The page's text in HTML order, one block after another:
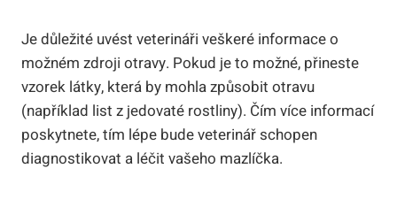
Je důležité uvést veterináři veškeré informace o
možném zdroji otravy. Pokud je to možné, přineste
vzorek látky, která by mohla způsobit otravu
(například list z jedovaté rostliny). Čím více informací
poskytnete, tím lépe bude veterinář schopen
diagnostikovat a léčit vašeho mazlíčka.